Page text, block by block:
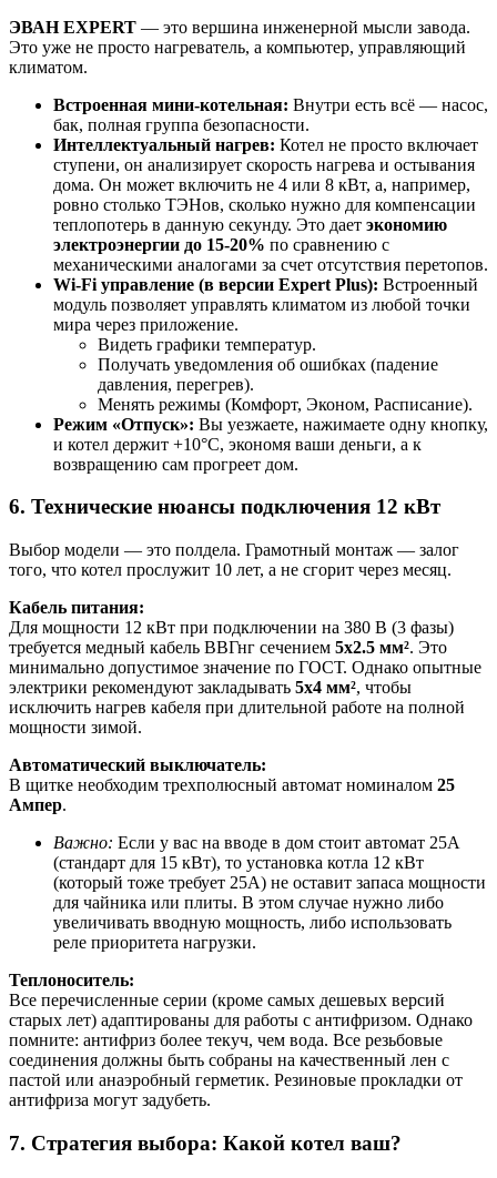
ЭВАН EXPERT — это вершина инженерной мысли завода.
Это уже не просто нагреватель, а компьютер, управляющий
климатом.
Встроенная мини-котельная: Внутри есть всё — насос,
бак, полная группа безопасности.
Интеллектуальный нагрев: Котел не просто включает
ступени, он анализирует скорость нагрева и остывания
дома. Он может включить не 4 или 8 кВт, а, например,
ровно столько ТЭНов, сколько нужно для компенсации
теплопотерь в данную секунду. Это дает экономию
электроэнергии до 15-20% по сравнению с
механическими аналогами за счет отсутствия перетопов.
Wi-Fi управление (в версии Expert Plus): Встроенный
модуль позволяет управлять климатом из любой точки
мира через приложение.
Видеть графики температур.
Получать уведомления об ошибках (падение
давления, перегрев).
Менять режимы (Комфорт, Эконом, Расписание).
Режим «Отпуск»: Вы уезжаете, нажимаете одну кнопку,
и котел держит +10°C, экономя ваши деньги, а к
возвращению сам прогреет дом.
6. Технические нюансы подключения 12 кВт
Выбор модели — это полдела. Грамотный монтаж — залог
того, что котел прослужит 10 лет, а не сгорит через месяц.
Кабель питания:
Для мощности 12 кВт при подключении на 380 В (3 фазы)
требуется медный кабель ВВГнг сечением 5х2.5 мм². Это
минимально допустимое значение по ГОСТ. Однако опытные
электрики рекомендуют закладывать 5х4 мм², чтобы
исключить нагрев кабеля при длительной работе на полной
мощности зимой.
Автоматический выключатель:
В щитке необходим трехполюсный автомат номиналом 25
Ампер.
Важно: Если у вас на вводе в дом стоит автомат 25А
(стандарт для 15 кВт), то установка котла 12 кВт
(который тоже требует 25А) не оставит запаса мощности
для чайника или плиты. В этом случае нужно либо
увеличивать вводную мощность, либо использовать
реле приоритета нагрузки.
Теплоноситель:
Все перечисленные серии (кроме самых дешевых версий
старых лет) адаптированы для работы с антифризом. Однако
помните: антифриз более текуч, чем вода. Все резьбовые
соединения должны быть собраны на качественный лен с
пастой или анаэробный герметик. Резиновые прокладки от
антифриза могут задубеть.
7. Стратегия выбора: Какой котел ваш?